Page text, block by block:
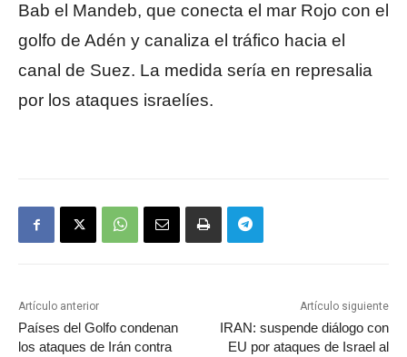
Bab el Mandeb, que conecta el mar Rojo con el
golfo de Adén y canaliza el tráfico hacia el
canal de Suez. La medida sería en represalia
por los ataques israelíes.
Artículo anterior
Países del Golfo condenan
los ataques de Irán contra
Artículo siguiente
IRAN: suspende diálogo con
EU por ataques de Israel al